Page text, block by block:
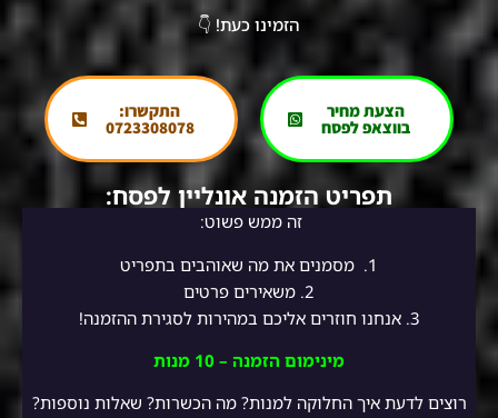
הזמינו כעת! 👇
הצעת מחיר
בווצאפ לפסח
התקשרו:
0723308078
תפריט הזמנה אונליין לפסח:
זה ממש פשוט:
1.
מסמנים את מה שאוהבים בתפריט
2. משאירים פרטים
3. אנחנו חוזרים אליכם במהירות לסגירת ההזמנה!
מינימום הזמנה – 10 מנות
רוצים לדעת איך החלוקה למנות? מה הכשרות? שאלות נוספות?